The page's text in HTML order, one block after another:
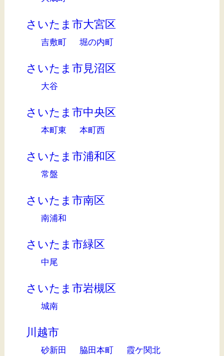
さいたま市大宮区
吉敷町 堀の内町
さいたま市見沼区
大谷
さいたま市中央区
本町東 本町西
さいたま市浦和区
常盤
さいたま市南区
南浦和
さいたま市緑区
中尾
さいたま市岩槻区
城南
川越市
砂新田 脇田本町 霞ケ関北